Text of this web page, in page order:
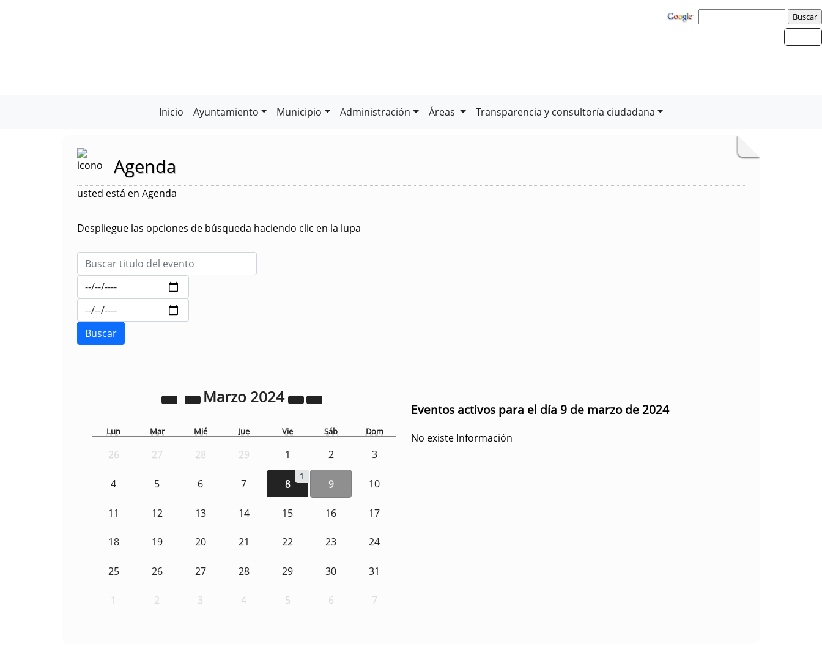
Inicio Ayuntamiento Municipio Administración Áreas Transparencia y consultoría ciudadana
Agenda
usted está en Agenda
Despliegue las opciones de búsqueda haciendo clic en la lupa
Marzo 2024
Lun Mar Mié Jue Vie Sáb Dom
26 27 28 29 1 2 3
4 5 6 7 8
1
9 10
11 12 13 14 15 16 17
18 19 20 21 22 23 24
25 26 27 28 29 30 31
1 2 3 4 5 6 7
Eventos activos para el día 9 de marzo de 2024
No existe Información